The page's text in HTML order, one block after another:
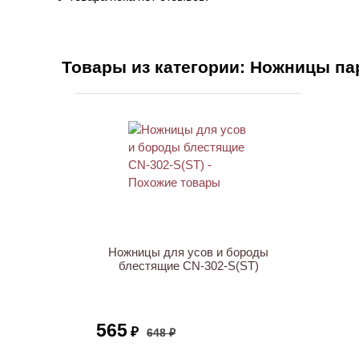
Товары из категории: Ножницы
Ножницы для усов и бороды
блестящие CN-302-S(ST)
565 ₽ 648 ₽